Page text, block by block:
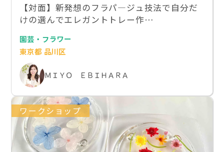
【対面】新発想のフラパ―ジュ技法で自分だ
けの選んでエレガントトレー作…
園芸・フラワー
東京都 品川区
ＭＩＹＯ ＥＢＩＨＡＲＡ
ワークショップ